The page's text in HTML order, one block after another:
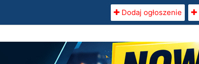
Dodaj ogłoszenie